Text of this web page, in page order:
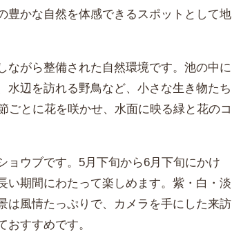
豊かな自然を体感できるスポットとして地
ながら整備された自然環境です。池の中に
水辺を訪れる野鳥など、小さな生き物たち
ごとに花を咲かせ、水面に映る緑と花のコ
ョウブです。5月下旬から6月下旬にかけ
い期間にわたって楽しめます。紫・白・淡
は風情たっぷりで、カメラを手にした来訪
すすめです。